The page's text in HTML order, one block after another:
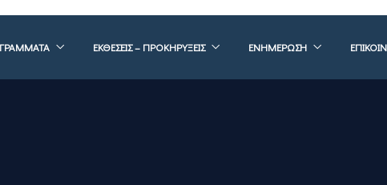
ΕΚΘΕΣΕΙΣ – ΠΡΟΚΗΡΥΞΕΙΣ ΕΝΗΜΈΡΩΣΗ